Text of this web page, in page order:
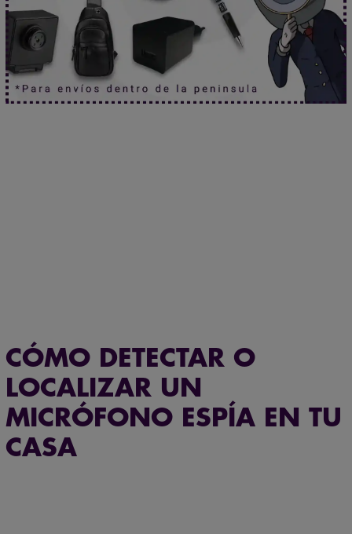
CÓMO DETECTAR O
LOCALIZAR UN
MICRÓFONO ESPÍA EN TU
CASA
La ubicación nunca miente.Haz clic aquí.
Protección total para tus conversaciones.
Haz clic aquí.